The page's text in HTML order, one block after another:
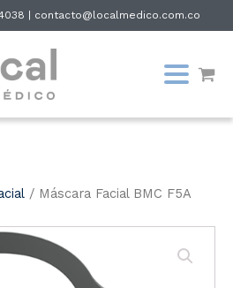
contacto@localmedico.com.co
/ Máscara Facial BMC F5A